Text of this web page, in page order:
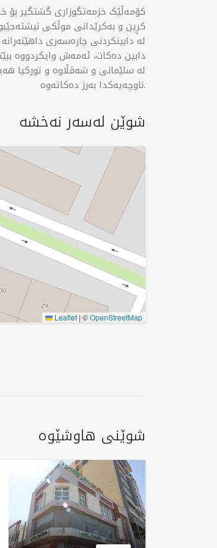
کڕین و بەکرێدانی موڵکی
لە دابینکردنی چارەسەری
دابین دەکات، ئەمەش وایکردووە
لە سلێمانی و شەقڵاوە و تورکیا
ناوچەیەکدا بەرز دەکاتەوە.
شوێن لەسەر نەخشە
Leaflet |©OpenStreetMap
شوێنی هاوشێوە